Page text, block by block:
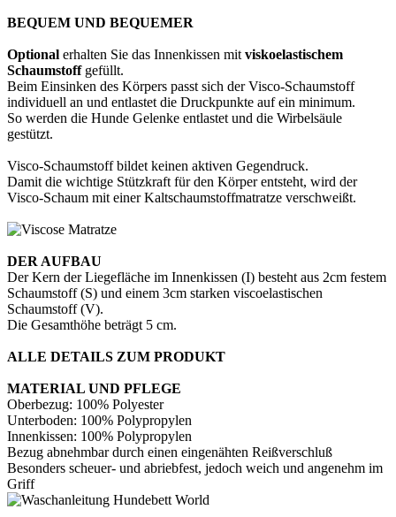
BEQUEM UND BEQUEMER
Optional erhalten Sie das Innenkissen mitviskoelastischem
Schaumstoffgefüllt.
Beim Einsinken des Körpers passt sich der Visco-Schaumstoff
individuell an und entlastet die Druckpunkte auf ein minimum.
So werden die Hunde Gelenke entlastet und die Wirbelsäule
gestützt.
Visco-Schaumstoff bildet keinen aktiven Gegendruck.
Damit die wichtige Stützkraft für den Körper entsteht, wird der
Visco-Schaum mit einer Kaltschaumstoffmatratze verschweißt.
DER AUFBAU
Der Kern der Liegefläche im Innenkissen (I) besteht aus 2cm festem
Schaumstoff (S) und einem 3cm starken viscoelastischen
Schaumstoff (V).
Die Gesamthöhe beträgt 5 cm.
ALLE DETAILS ZUM PRODUKT
MATERIAL UND PFLEGE
Oberbezug: 100% Polyester
Unterboden: 100% Polypropylen
Innenkissen: 100% Polypropylen
Bezug abnehmbar durch einen eingenähten Reißverschluß
Besonders scheuer- und abriebfest, jedoch weich und angenehm im
Griff